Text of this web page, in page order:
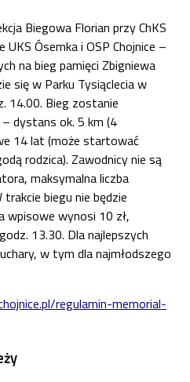
Biegowa Florian przy ChKS
Ósemka i OSP Chojnice –
na bieg pamięci Zbigniewa
się w Parku Tysiąclecia w
14.00. Bieg zostanie
dystans ok. 5 km (4
14 lat (może startować
rodzica). Zawodnicy nie są
maksymalna liczba
biegu nie będzie
wpisowe wynosi 10 zł,
13.30. Dla najlepszych
w tym dla najmłodszego
regulamin-memorial-